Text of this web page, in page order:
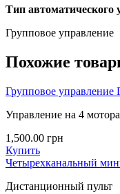
Тип автоматического
Групповое управление
Похожие
Групповое
Управление на 4 мотора
1,500.00 грн
Купить
Четырехканальный
Дистанционный пульт